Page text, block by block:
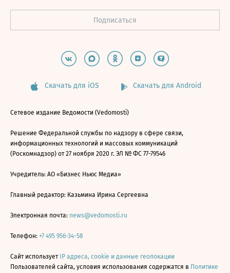
Скачать для iOS Скачать для Android
Сетевое издание Ведомости (Vedomosti)
Решение Федеральной службы по надзору в сфере связи,
информационных технологий и массовых коммуникаций
(Роскомнадзор) от 27 ноября 2020 г. ЭЛ № ФС 77-79546
Учредитель: АО «Бизнес Ньюс Медиа»
Главный редактор: Казьмина Ирина Сергеевна
Электронная почта: news@vedomosti.ru
Телефон: +7 495 956-34-58
Сайт использует IP адреса, cookie и данные геолокации
Пользователей сайта, условия использования содержатся в Политике